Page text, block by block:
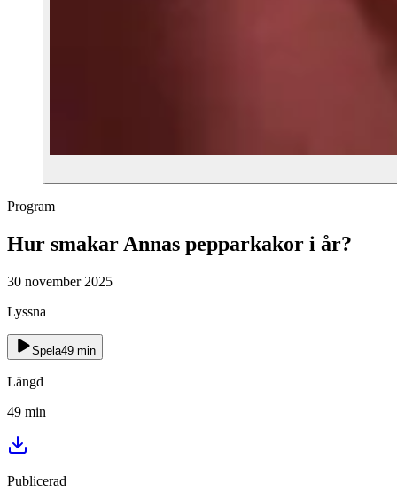
Program
Hur smakar Annas pepparkakor i år?
30 november 2025
Lyssna
Spela49 min
Längd
49 min
Publicerad